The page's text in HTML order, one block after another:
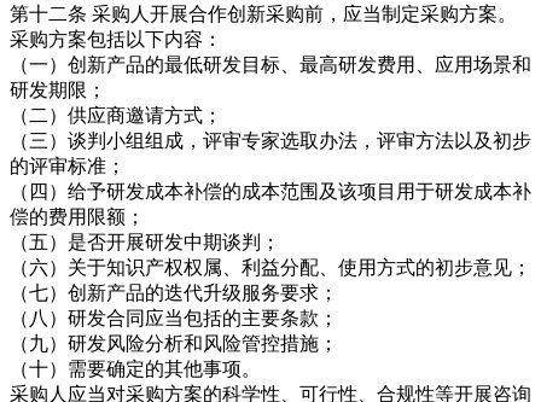
第十二条 采购人开展合作创新采购前，应当制定采购方案。
采购方案包括以下内容：
（一）创新产品的最低研发目标、最高研发费用、应用场景和
研发期限；
（二）供应商邀请方式；
（三）谈判小组组成，评审专家选取办法，评审方法以及初步
的评审标准；
（四）给予研发成本补偿的成本范围及该项目用于研发成本补
偿的费用限额；
（五）是否开展研发中期谈判；
（六）关于知识产权权属、利益分配、使用方式的初步意见；
（七）创新产品的迭代升级服务要求；
（八）研发合同应当包括的主要条款；
（九）研发风险分析和风险管控措施；
（十）需要确定的其他事项。
采购人应当对采购方案的科学性、可行性、合规性等开展咨询